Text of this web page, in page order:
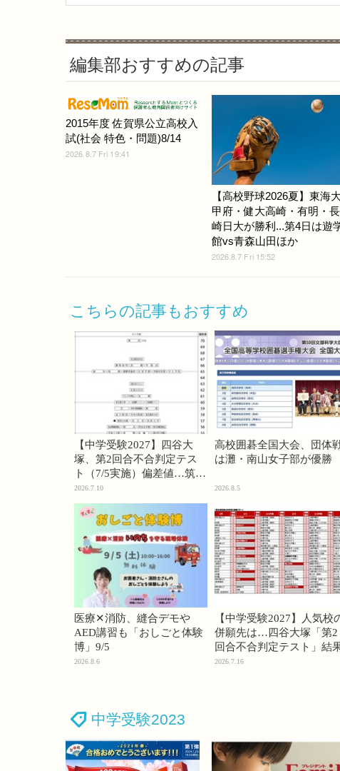
編集部おすすめの記事
2015年度 佐賀県公立高校入
試(社会 特色・問題)8/14
2026.8.7 Fri 19:41
【高校野球2026夏】東海
甲府・健大高崎・有明・長
崎日大が勝利...第4日は遊
館vs青森山田ほか
2026.8.7 Fri 15:52
こちらの記事もおすすめ
【中学受験2027】四谷大
塚、第2回合不合判定テス
ト（7/5実施）偏差値…筑駒
74・桜蔭70＜PR＞
2026.7.10
高校囲碁全国大会、団体
は灘・南山女子部が優勝
2026.8.5
医療✕消防、縫合デモや
AED講習も「おしごと体験
博」9/5
2026.8.6
【中学受験2027】人気校
併願先は…四谷大塚「第2
回合不合判定テスト」結
2026.7.16
中学受験2023